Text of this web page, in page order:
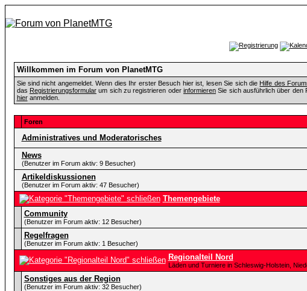
Willkommen im Forum von PlanetMTG
Sie sind nicht angemeldet. Wenn dies Ihr erster Besuch hier ist, lesen Sie sich die Hilfe des
das Registrierungsformularum sich zu registrieren oder informierenSie sich ausführlich über den
hieranmelden.
Foren
Administratives und Moderatorisches
News
(Benutzer im Forum aktiv: 9 Besucher)
Artikeldiskussionen
(Benutzer im Forum aktiv: 47 Besucher)
Themengebiete
Community
(Benutzer im Forum aktiv: 12 Besucher)
Regelfragen
(Benutzer im Forum aktiv: 1 Besucher)
Regionalteil Nord
Läden und Turniere in Schleswig-Holstein,
Sonstiges aus der Region
(Benutzer im Forum aktiv: 32 Besucher)